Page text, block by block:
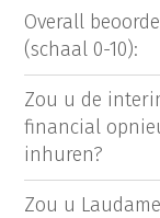
Overall
(schaal 0-10):
Zou u de
financial
inhuren?
Zou u Laudame